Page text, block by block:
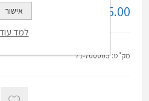
385.00 ₪ לא כולל מע"מ
מק"ט: 71-700005
אישור
למד עוד